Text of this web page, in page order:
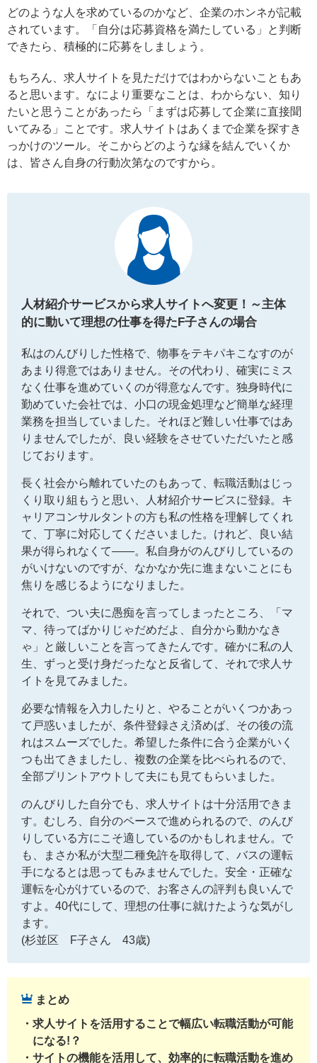
どのような人を求めているのかなど、企業のホンネが記載
されています。「自分は応募資格を満たしている」と判断
できたら、積極的に応募をしましょう。
もちろん、求人サイトを見ただけではわからないこともあ
ると思います。なにより重要なことは、わからない、知り
たいと思うことがあったら「まずは応募して企業に直接聞
いてみる」ことです。求人サイトはあくまで企業を探すき
っかけのツール。そこからどのような縁を結んでいくか
は、皆さん自身の行動次第なのですから。
人材紹介サービスから求人サイトへ変更！～主体
的に動いて理想の仕事を得たF子さんの場合
私はのんびりした性格で、物事をテキパキこなすのが
あまり得意ではありません。その代わり、確実にミス
なく仕事を進めていくのが得意なんです。独身時代に
勤めていた会社では、小口の現金処理など簡単な経理
業務を担当していました。それほど難しい仕事ではあ
りませんでしたが、良い経験をさせていただいたと感
じております。
長く社会から離れていたのもあって、転職活動はじっ
くり取り組もうと思い、人材紹介サービスに登録。キ
ャリアコンサルタントの方も私の性格を理解してくれ
て、丁寧に対応してくださいました。けれど、良い結
果が得られなくて――。私自身がのんびりしているの
がいけないのですが、なかなか先に進まないことにも
焦りを感じるようになりました。
それで、つい夫に愚痴を言ってしまったところ、「マ
マ、待ってばかりじゃだめだよ、自分から動かなき
ゃ」と厳しいことを言ってきたんです。確かに私の人
生、ずっと受け身だったなと反省して、それで求人サ
イトを見てみました。
必要な情報を入力したりと、やることがいくつかあっ
て戸惑いましたが、条件登録さえ済めば、その後の流
れはスムーズでした。希望した条件に合う企業がいく
つも出てきましたし、複数の企業を比べられるので、
全部プリントアウトして夫にも見てもらいました。
のんびりした自分でも、求人サイトは十分活用できま
す。むしろ、自分のペースで進められるので、のんび
りしている方にこそ適しているのかもしれません。で
も、まさか私が大型二種免許を取得して、バスの運転
手になるとは思ってもみませんでした。安全・正確な
運転を心がけているので、お客さんの評判も良いんで
すよ。40代にして、理想の仕事に就けたような気がし
ます。
(杉並区 F子さん 43歳)
まとめ
求人サイトを活用することで幅広い転職活動が可能
になる!？
サイトの機能を活用して、効率的に転職活動を進め